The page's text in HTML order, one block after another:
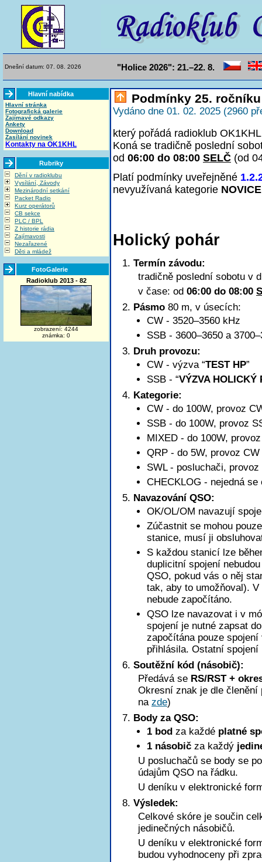
Dnešní datum: 07. 08. 2026 "Holice 2026": 21.–22. 8.
Hlavní nabídka
Hlavní stránka
Fotografická galerie
Zajímavé odkazy
Ankety
Download
Zasílání novinek
Kontakty na OK1KHL
Rubriky
Dění v radioklubu
Vysílání, Závody
Mezinárodní setkání
Packet Radio
Kurz operátorů
CB sekce
PLC / BPL
Z historie rádia
Zajímavosti
Nezařazené
Děti a mládež
FotoGalerie
Radioklub 2013 - 82
zobrazení: 4244
známka: 0
Podmínky 25.
Vydáno dne 01. 02. 2025 (2960
který pořádá radioklub
Koná se tradičně poslední
od 06:00 do 08:00 SELČ (od
Platí podmínky uveřejněné
nevyužívaná kategorie NOVICE
Holický pohár
Termín závodu:
tradičně poslední sobotu v
v čase: od 06:00 do 08:00
Pásmo 80 m, v úsecích:
CW - 3520–3560 kHz
SSB - 3600–3650 a
Druh provozu:
CW - výzva “TEST HP”
SSB - “VÝZVA HOLICKÝ
Kategorie:
CW - do 100W, provoz
SSB - do 100W, provoz
MIXED - do 100W,
QRP - do 5W, provoz
SWL - posluchači,
CHECKLOG - nejedná
Navazování QSO:
OK/OL/OM navazují
Zúčastnit se mohou
stanice, musí ji
S každou stanicí lze
duplicitní spojení
QSO, pokud vás o něj
tak, aby to umožňoval).
nebude započítáno.
QSO lze navazovat i v
spojení je nutné zapsat
započítána pouze
přihlásila. Ostatní spojení
Soutěžní kód (násobič):
Předává se RS/RST +
Okresní znak je dle členění
na zde)
Body za QSO:
1 bod za každé platné
1 násobič za každý
U posluchačů se body se
údajům QSO na řádku.
U deníku v elektronické
Výsledek:
Celkové skóre je součin
jedinečných násobičů.
U deníku v elektronické
budou vyhodnoceny při